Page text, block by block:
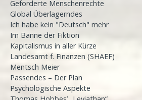
Geforderte Menschenrechte
Global Überlagerndes
Ich habe kein "Deutsch" mehr
Im Banne der Fiktion
Kapitalismus in aller Kürze
Landesamt f. Finanzen (SHAEF)
Mentsch Meier
Passendes – Der Plan
Psychologische Aspekte